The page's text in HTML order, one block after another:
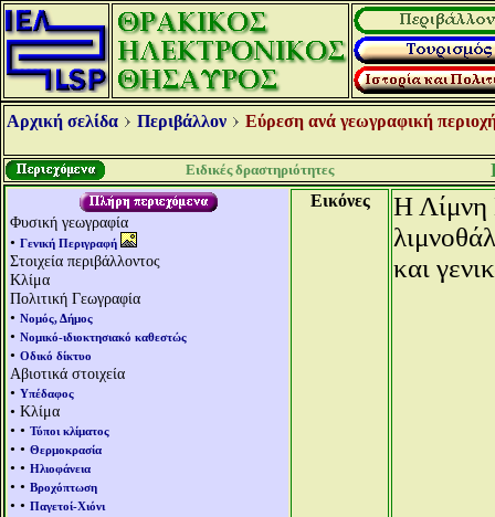
Αρχική σελίδα Περιβάλλον Εύρεση ανά γεωγραφική
Ειδικές δραστηριότητες
Φυσική γεωγραφία
• Γενική Περιγραφή
Στοιχεία περιβάλλοντος
Κλίμα
Πολιτική Γεωγραφία
• Νομός, Δήμος
• Νομικό-ιδιοκτησιακό καθεστώς
• Οδικό δίκτυο
Αβιοτικά στοιχεία
• Υπέδαφος
• Κλίμα
• • Τύποι κλίματος
• • Θερμοκρασία
• • Ηλιοφάνεια
• • Βροχόπτωση
• • Παγετοί-Χιόνι
Εικόνες
Η Λίμνη
και